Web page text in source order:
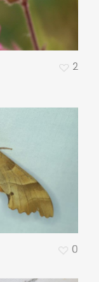
2
0